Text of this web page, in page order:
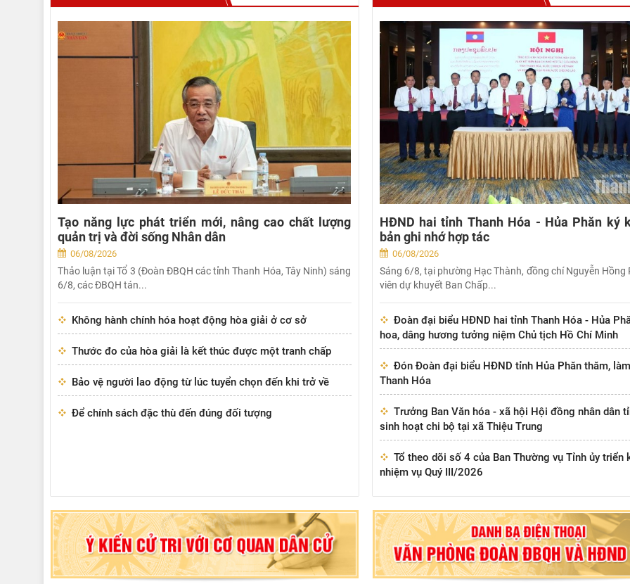
Tạo năng lực phát triển mới, nâng cao chất lượng
quản trị và đời sống Nhân dân
06/08/2026
Thảo luận tại Tổ 3 (Đoàn ĐBQH các tỉnh Thanh Hóa, Tây Ninh) sáng
6/8, các ĐBQH tán...
Không hành chính hóa hoạt động hòa giải ở cơ sở
Thước đo của hòa giải là kết thúc được một tranh chấp
Bảo vệ người lao động từ lúc tuyển chọn đến khi trở về
Để chính sách đặc thù đến đúng đối tượng
HĐND hai tỉnh Thanh Hóa - Hủa Phăn ký
bản ghi nhớ hợp tác
06/08/2026
Sáng 6/8, tại phường Hạc Thành, đồng chí Nguyễn Hồng
viên dự khuyết Ban Chấp...
Đoàn đại biểu HĐND hai tỉnh Thanh Hóa - Hủa
hoa, dâng hương tưởng niệm Chủ tịch Hồ Chí Minh
Đón Đoàn đại biểu HĐND tỉnh Hủa Phăn thăm,
Thanh Hóa
Trưởng Ban Văn hóa - xã hội Hội đồng nhân dân tỉnh
sinh hoạt chi bộ tại xã Thiệu Trung
Tổ theo dõi số 4 của Ban Thường vụ Tỉnh ủy triển
nhiệm vụ Quý III/2026